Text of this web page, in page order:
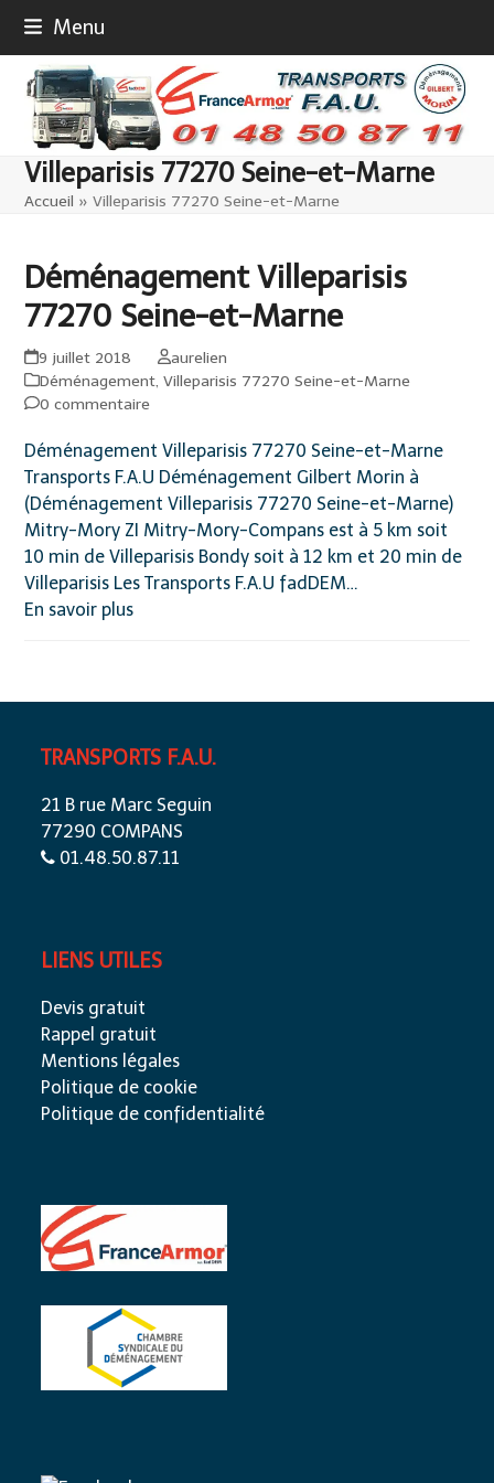
content
Menu
Villeparisis 77270 Seine-et-Marne
Accueil »Villeparisis 77270 Seine-et-Marne
Déménagement Villeparisis
77270 Seine-et-Marne
9 juillet 2018
aurelien
Déménagement,Villeparisis 77270 Seine-et-Marne
0 commentaire
Déménagement Villeparisis 77270 Seine-et-Marne
Transports F.A.U Déménagement Gilbert Morin à
(Déménagement Villeparisis 77270 Seine-et-Marne)
Mitry-Mory ZI Mitry-Mory-Compans est à 5 km soit
10 min de Villeparisis Bondy soit à 12 km et 20 min de
Villeparisis Les Transports F.A.U fadDEM…
En savoir plus
TRANSPORTS F.A.U.
21 B rue Marc Seguin
77290 COMPANS
01.48.50.87.11
LIENS UTILES
Devis gratuit
Rappel gratuit
Mentions légales
Politique de cookie
Politique de confidentialité